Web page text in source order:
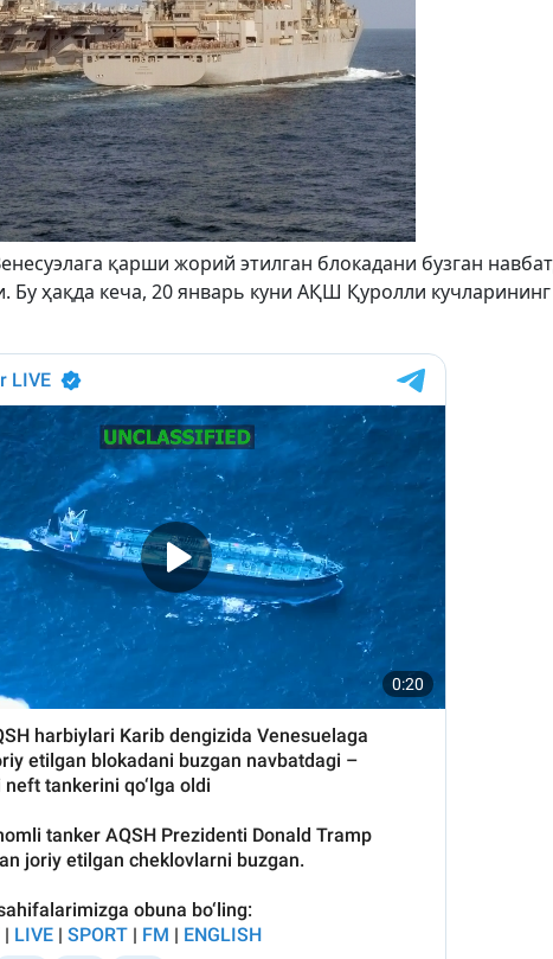
қарши жорий этилган блокадани бузган
Бу ҳақда кеча, 20 январь куни АҚШ Қуролли